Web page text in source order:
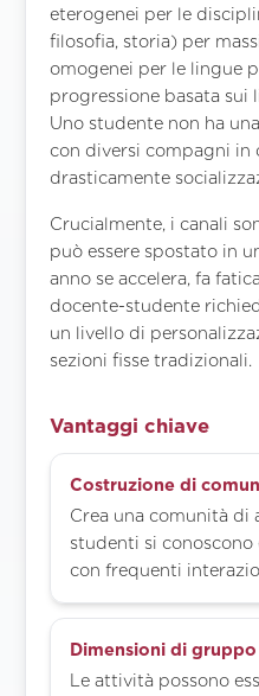
eterogenei per le
filosofia, storia) per
omogenei per le lingue
progressione basata sui
Uno studente non ha
con diversi compagni in
drasticamente
Crucialmente, i canali
può essere spostato in
anno se accelera, fa
docente-studente
un livello di
sezioni fisse tradizionali.
Vantaggi chiave
Costruzione di
Crea una comunità
studenti si conoscono
con frequenti
Dimensioni di
Le attività possono